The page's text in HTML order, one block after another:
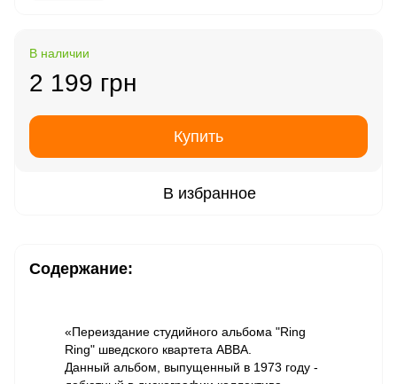
В наличии
2 199 грн
Купить
В избранное
Содержание:
«Переиздание студийного альбома "Ring
Ring" шведского квартета ABBA.
Данный альбом, выпущенный в 1973 году -